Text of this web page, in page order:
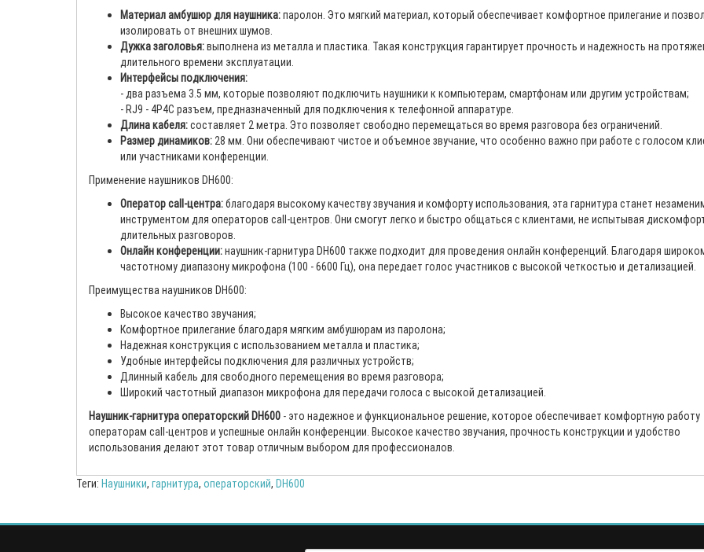
Материал амбушюр для наушника:паролон. Это мягкий материал, который обеспечивает комфортное прилегание и
изолировать от внешних шумов.
Дужка заголовья:выполнена из металла и пластика. Такая конструкция гарантирует прочность и надежность на
длительного времени эксплуатации.
Интерфейсы подключения:
- два разъема 3.5 мм, которые позволяют подключить наушники к компьютерам, смартфонам или другим устройствам;
- RJ9 - 4P4C разъем, предназначенный для подключения к телефонной аппаратуре.
Длина кабеля:составляет 2 метра. Это позволяет свободно перемещаться во время разговора без ограничений.
Размер динамиков: 28 мм. Они обеспечивают чистое и объемное звучание, что особенно важно при работе с голосом
или участниками конференции.
Применение наушников DH600:
Оператор call-центра:благодаря высокому качеству звучания и комфорту использования, эта гарнитура станет
инструментом для операторов call-центров. Они смогут легко и быстро общаться с клиентами, не испытывая
длительных разговоров.
Онлайн конференции:наушник-гарнитура DH600 также подходит для проведения онлайн конференций. Благодаря
частотному диапазону микрофона (100 - 6600 Гц), она передает голос участников с высокой четкостью и детализацией.
Преимущества наушников DH600:
Высокое качество звучания;
Комфортное прилегание благодаря мягким амбушюрам из паролона;
Надежная конструкция с использованием металла и пластика;
Удобные интерфейсы подключения для различных устройств;
Длинный кабель для свободного перемещения во время разговора;
Широкий частотный диапазон микрофона для передачи голоса с высокой детализацией.
Наушник-гарнитура операторский DH600 - это надежное и функциональное решение, которое обеспечивает комфортную работу
операторам call-центров и успешные онлайн конференции. Высокое качество звучания, прочность конструкции и удобство
использования делают этот товар отличным выбором для профессионалов.
Теги: Наушники, гарнитура, операторский, DH600